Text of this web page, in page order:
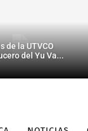
de la UTVCO
del Yu Va...